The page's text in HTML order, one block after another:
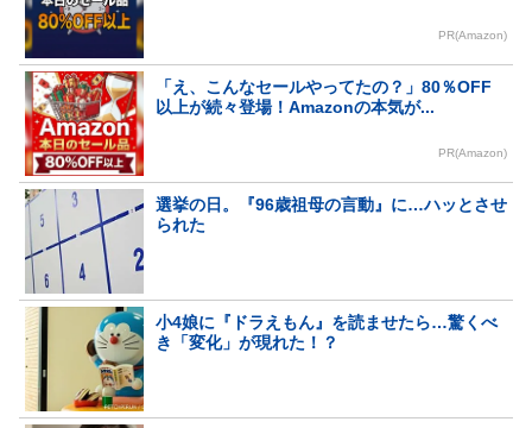
PR(Amazon)
「え、こんなセールやってたの？」80％OFF
以上が続々登場！Amazonの本気が...
PR(Amazon)
選挙の日。『96歳祖母の言動』に…ハッとさせ
られた
小4娘に『ドラえもん』を読ませたら…驚くべ
き「変化」が現れた！？